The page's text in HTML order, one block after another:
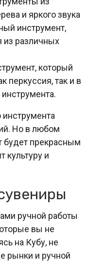
и яркого звука
инструмент,
из различных
который
перкуссия, так и в
Но в любом
будет прекрасным
культуру и
ручной работы
вы не
на Кубу, не
рынки и ручной